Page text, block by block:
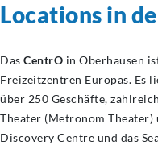
Locations in
Das CentrO in Oberhausen
Freizeitzentren Europas. Es
über 250 Geschäfte,
Theater (Metronom
Discovery Centre und das